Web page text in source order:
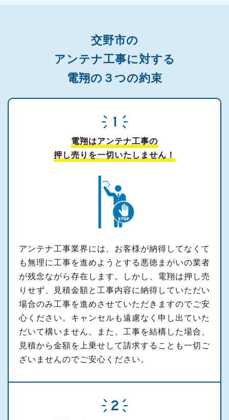
交野市の
アンテナ工事に対する
電翔の３つの約束
電翔はアンテナ工事の
押し売りを一切いたしません！
アンテナ工事業界には、お客様が納得してなくて
も無理に工事を進めようとする悪徳まがいの業者
が残念ながら存在します。しかし、電翔は押し売
りせず、見積金額と工事内容に納得していただい
場合のみ工事を進めさせていただきますのでご安
心ください。キャンセルも遠慮なく申し出ていた
だいて構いません。また、工事を結構した場合、
見積から金額を上乗せして請求することも一切ご
ざいませんのでご安心ください。